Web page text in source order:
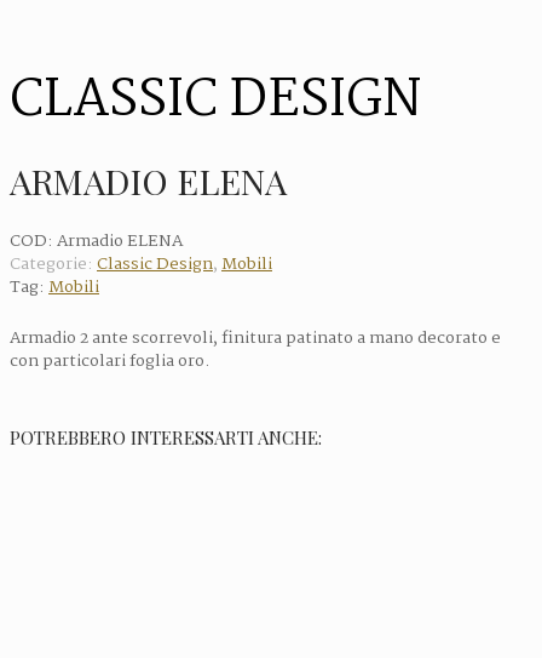
CLASSIC DESIGN
ARMADIO ELENA
COD: Armadio ELENA
Categorie: Classic Design,Mobili
Tag: Mobili
Armadio 2 ante scorrevoli, finitura patinato a mano decorato e
con particolari foglia oro.
POTREBBERO INTERESSARTI ANCHE: